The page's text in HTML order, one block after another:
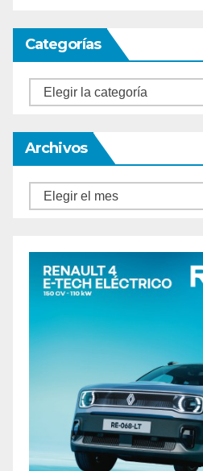
Categorías
Categorías
Archivos
Archivos